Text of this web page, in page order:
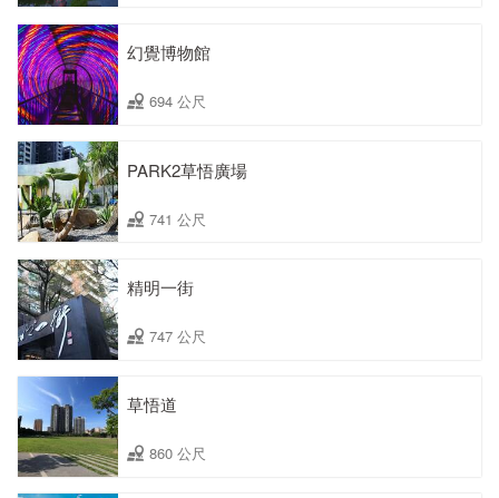
幻覺博物館
694 公尺
PARK2草悟廣場
741 公尺
精明一街
747 公尺
草悟道
860 公尺